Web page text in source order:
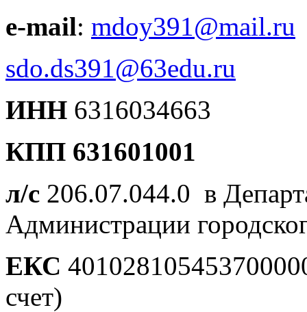
e-mail: mdoy391@mail.ru
sdo.ds391 @63edu.ru
ИНН 6316034663
КПП 631601001
л/с 206.07.044.0 в
Администрации
ЕКС
счет)